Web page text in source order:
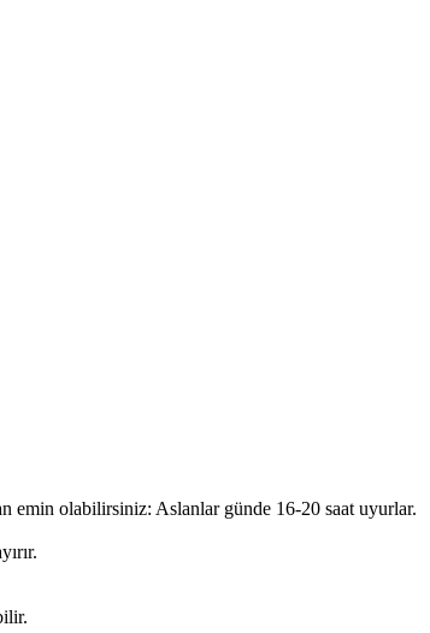
emin olabilirsiniz: Aslanlar günde 16-20 saat uyurlar.